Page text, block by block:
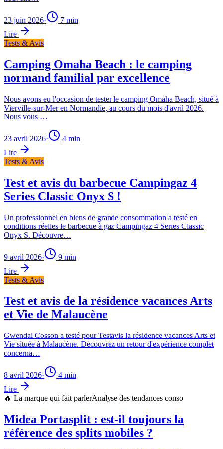
23 juin 2026· 7 min
Lire
Tests & Avis
Camping Omaha Beach : le camping
normand familial par excellence
Nous avons eu l'occasion de tester le camping Omaha Beach, situé à
Vierville-sur-Mer en Normandie, au cours du mois d'avril 2026.
Nous vous …
23 avril 2026· 4 min
Lire
Tests & Avis
Test et avis du barbecue Campingaz 4
Series Classic Onyx S !
Un professionnel en biens de grande consommation a testé en
conditions réelles le barbecue à gaz Campingaz 4 Series Classic
Onyx S. Découvre…
9 avril 2026· 9 min
Lire
Tests & Avis
Test et avis de la résidence vacances Arts
et Vie de Malaucène
Gwendal Cosson a testé pour Testavis la résidence vacances Arts et
Vie située à Malaucène. Découvrez un retour d'expérience complet
concerna…
8 avril 2026· 4 min
Lire
🔥 La marque qui fait parlerAnalyse des tendances conso
Midea Portasplit : est-il toujours la
référence des splits mobiles ?